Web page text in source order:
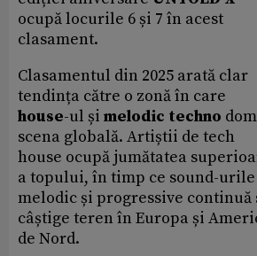
ocupă locurile 6 și 7 în acest
clasament.
Clasamentul din 2025 arată clar
tendința către o zonă în care
house-ul și melodic techno
scena globală. Artiștii de tech
house ocupă jumătatea
a topului, în timp ce sound-urile
melodic și progressive continuă
câștige teren în Europa și
de Nord.